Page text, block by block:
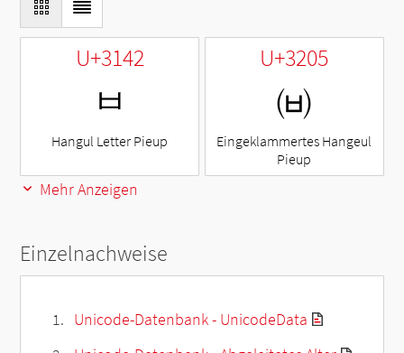
U+3142
ㅂ
Hangul Letter Pieup
U+3205
㈅
Eingeklammertes Hangeul
Pieup
Mehr Anzeigen
Einzelnachweise
Unicode-Datenbank - UnicodeData